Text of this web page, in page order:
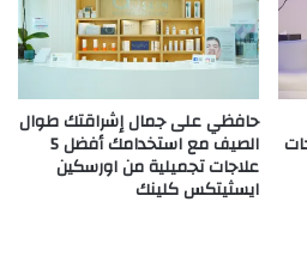
حافظي على جمال إشراقتك طوال
الصيف مع استخدامك أفضل 5
علاجات تجميلية من اورسكين
ايسثيتكس كلينك